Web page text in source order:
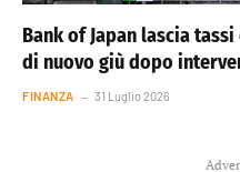
Bank of Japan lascia tassi
di nuovo giù dopo
FINANZA 31 Luglio 2026